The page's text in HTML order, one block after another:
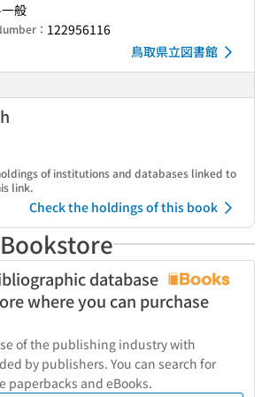
般
： 122956116
鳥取県立図書館
of institutions and databases linked to
link.
Check the holdings of this book
database
where you can purchase
of the publishing industry with
by publishers. You can search for
paperbacks and eBooks.